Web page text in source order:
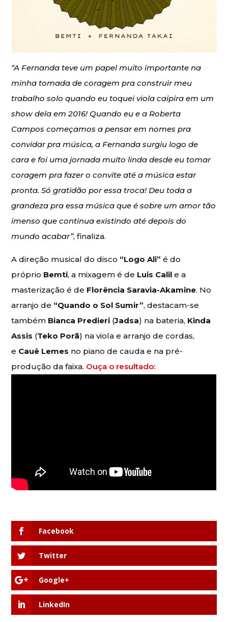
“A Fernanda teve um papel muito importante na
minha tomada de coragem pra construir meu
trabalho solo quando eu toquei viola caipira em um
show dela em 2016! Quando eu e a Roberta
Campos começamos a pensar em nomes pra
convidar pra música, a Fernanda surgiu logo de
cara e foi uma jornada muito linda desde eu tomar
coragem pra fazer o convite até a música estar
pronta. Só gratidão por essa troca! Deu toda a
grandeza pra essa música que é sobre um amor tão
imenso que continua existindo até depois do
mundo acabar”, finaliza.
A direção musical do disco “Logo Ali” é do
próprio Bemti, a mixagem é de Luis Calil e a
masterização é de Florência Saravia-Akamine. No
arranjo de “Quando o Sol Sumir”, destacam-se
também Bianca Predieri (Jadsa) na bateria, Kinda
Assis (Teko Porã) na viola e arranjo de cordas,
e Cauê Lemes no piano de cauda e na pré-
produção da faixa. Ouça o resultado:
Facebook
Twitter
Google+
LinkedIn